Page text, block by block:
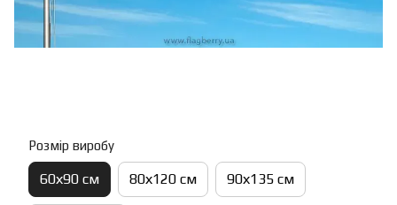
Розмір виробу
60х90 см 80х120 см 90х135 см